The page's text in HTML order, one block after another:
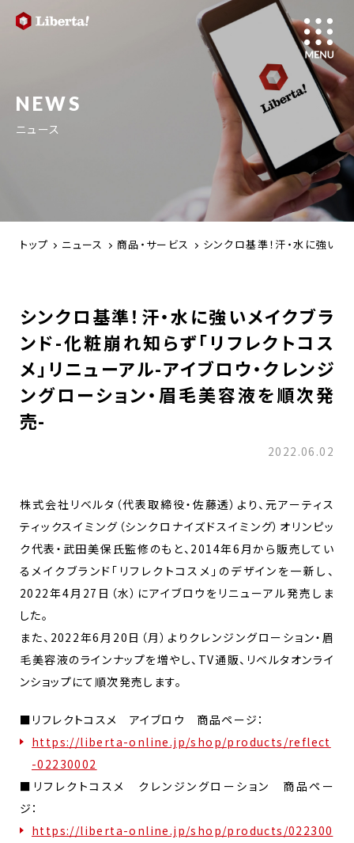
NEWS
ニュース
トップ ニュース 商品・サービス シンクロ基準！汗・水に強い
シンクロ基準！汗・水に強いメイクブラ
ンド-化粧崩れ知らず「リフレクトコス
メ」リニューアル-アイブロウ・クレンジ
ングローション・眉毛美容液を順次発
売-
2022.06.02
株式会社リベルタ（代表取締役・佐藤透）より、元アーティス
ティックスイミング（シンクロナイズドスイミング）オリンピッ
ク代表・武田美保氏監修のもと、2014年6月から販売してい
るメイクブランド「リフレクトコスメ」のデザインを一新し、
2022年4月27日（水）にアイブロウをリニューアル発売しま
した。
また、2022年6月20日（月）よりクレンジングローション・眉
毛美容液のラインナップを増やし、TV通販、リベルタオンライ
ンショップにて順次発売します。
■リフレクトコスメ アイブロウ 商品ページ：
https://liberta-online.jp/shop/products/reflect
-02230002
■リフレクトコスメ クレンジングローション 商品ペー
ジ：
https://liberta-online.jp/shop/products/022300